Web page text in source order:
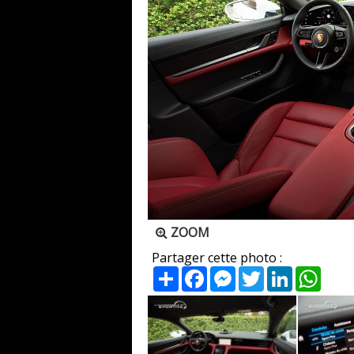
ZOOM
Partager cette photo :
PartagerFacebookMessenger
TwitterLinkedIn